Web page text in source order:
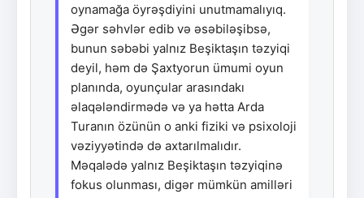
oynamağa öyrəşdiyini unutmamalıyıq.
Əgər səhvlər edib və əsəbiləşibsə,
bunun səbəbi yalnız Beşiktaşın təzyiqi
deyil, həm də Şaxtyorun ümumi oyun
planında, oyunçular arasındakı
əlaqələndirmədə və ya hətta Arda
Turanın özünün o anki fiziki və psixoloji
vəziyyətində də axtarılmalıdır.
Məqalədə yalnız Beşiktaşın təzyiqinə
fokus olunması, digər mümkün amilləri